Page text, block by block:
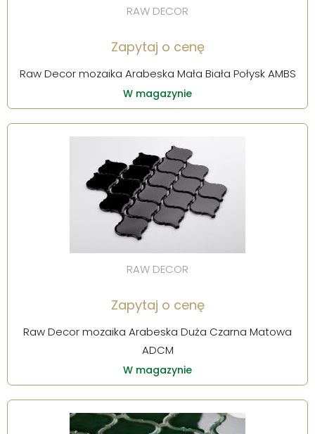
RAW DECOR
Zapytaj o cenę
Raw Decor mozaika Arabeska Mała Biała Połysk AMBS
W magazynie
RAW DECOR
Zapytaj o cenę
Raw Decor mozaika Arabeska Duża Czarna Matowa
ADCM
W magazynie